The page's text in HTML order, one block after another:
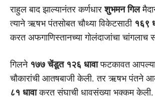
राहुल बाद झाल्यानंतर कर्णधारशुभमन गिल
त्याने ऋषभ पंतसोबत चौथ्या विकेटसाठी १६९
करत अफगाणिस्तानच्या गोलंदाजांचा चांगलाच
गिलने १७७ चेंडूत १२६ धावाफटकावत आपल्या
चौकारांची आतषबाजी केली. तर ऋषभ पंतने
८१ धावाकरत संघाची धावसंख्या भक्कम केली.